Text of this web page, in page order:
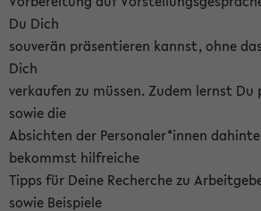
Du Dich
souverän präsentieren kannst, ohne
Dich
verkaufen zu müssen. Zudem lernst Du
sowie die
Absichten der Personaler*innen
bekommst hilfreiche
Tipps für Deine Recherche zu
sowie Beispiele